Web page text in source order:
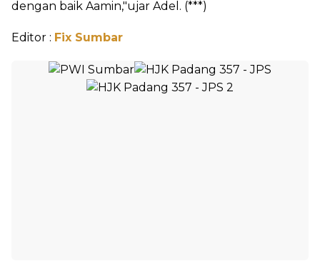
dengan baik Aamin,"ujar Adel. (***)
Editor : Fix Sumbar